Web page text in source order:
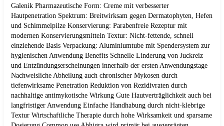
Galenik Pharmazeutische Form: Creme mit verbesserter
Hautpenetration Spektrum: Breitwirksam gegen Dermatophyten, Hefen
und Schimmelpilze Konservierung: Parabenfreie Rezeptur mit
modernen Konservierungsmitteln Textur: Nicht-fettende, schnell
einziehende Basis Verpackung: Aluminiumtube mit Spendersystem zur
hygienischen Anwendung Benefits Schnelle Linderung von Juckreiz
und Entzündungserscheinungen innerhalb der ersten Anwendungstage
Nachweisliche Abheilung auch chronischer Mykosen durch
tiefenwirksame Penetration Reduktion von Rezidivraten durch
nachhaltige antimykotische Wirkung Gute Hautverträglichkeit auch bei
langfristiger Anwendung Einfache Handhabung durch nicht-klebrige
Textur Wirtschaftliche Therapie durch hohe Wirksamkeit und sparsame